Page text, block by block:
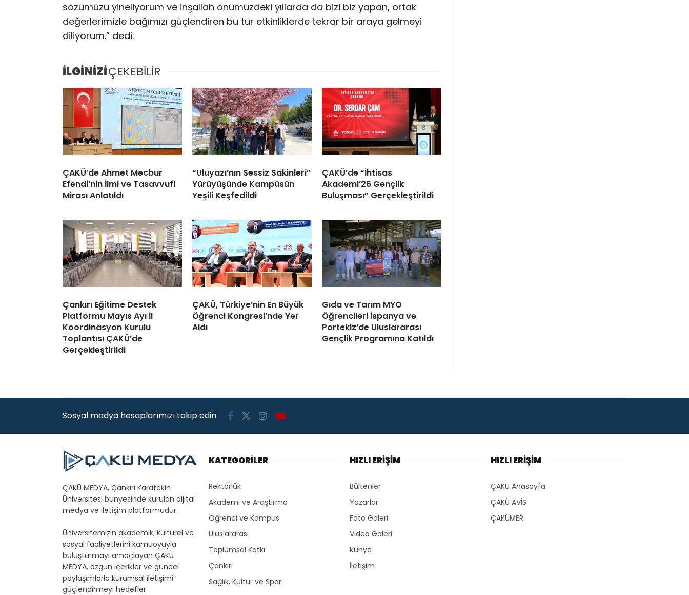
sözümüzü yineliyorum ve inşallah önümüzdeki yıllarda da bizi biz yapan, ortak
değerlerimizle bağımızı güçlendiren bu tür etkinliklerde tekrar bir araya gelmeyi
diliyorum.” dedi.
İLGİNİZİÇEKEBİLİR
ÇAKÜ’de Ahmet Mecbur
Efendi’nin İlmi ve Tasavvufi
Mirası Anlatıldı
“Uluyazı’nın Sessiz Sakinleri”
Yürüyüşünde Kampüsün
Yeşili Keşfedildi
ÇAKÜ’de “İhtisas
Akademi’26 Gençlik
Buluşması” Gerçekleştirildi
Çankırı Eğitime Destek
Platformu Mayıs Ayı İl
Koordinasyon Kurulu
Toplantısı ÇAKÜ’de
Gerçekleştirildi
ÇAKÜ, Türkiye’nin En Büyük
Öğrenci Kongresi’nde Yer
Aldı
Gıda ve Tarım MYO
Öğrencileri İspanya ve
Portekiz’de Uluslararası
Gençlik Programına Katıldı
Sosyal medya hesaplarımızı takip edin
ÇAKÜ MEDYA, Çankırı Karatekin
Üniversitesi bünyesinde kurulan dijital
medya ve iletişim platformudur.
Üniversitemizin akademik, kültürel ve
sosyal faaliyetlerini kamuoyuyla
buluşturmayı amaçlayan ÇAKÜ
MEDYA, özgün içerikler ve güncel
paylaşımlarla kurumsal iletişimi
güçlendirmeyi hedefler.
KATEGORİLER
Rektörlük
Akademi ve Araştırma
Öğrenci ve Kampüs
Uluslararası
Toplumsal Katkı
Çankırı
Sağlık, Kültür ve Spor
HIZLI ERİŞİM
Bültenler
Yazarlar
Foto Galeri
Video Galeri
Künye
İletişim
HIZLI ERİŞİM
ÇAKÜ Anasayfa
ÇAKÜ AVİS
ÇAKÜMER